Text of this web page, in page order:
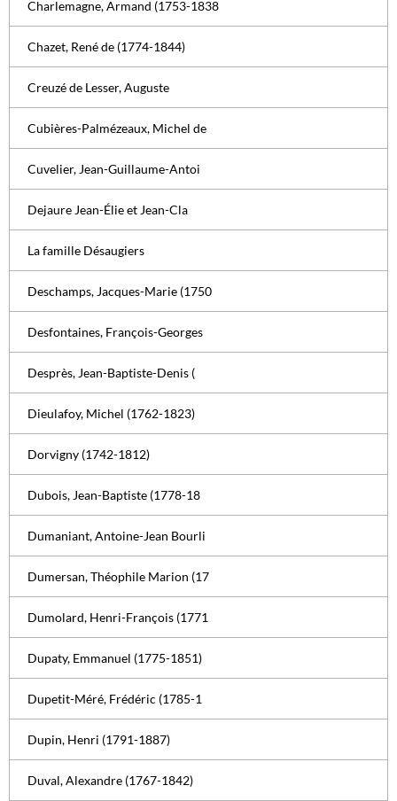
Charlemagne, Armand (1753-1838
Chazet, René de (1774-1844)
Creuzé de Lesser, Auguste
Cubières-Palmézeaux, Michel de
Cuvelier, Jean-Guillaume-Antoi
Dejaure Jean-Élie et Jean-Cla
La famille Désaugiers
Deschamps, Jacques-Marie (1750
Desfontaines, François-Georges
Desprès, Jean-Baptiste-Denis (
Dieulafoy, Michel (1762-1823)
Dorvigny (1742-1812)
Dubois, Jean-Baptiste (1778-18
Dumaniant, Antoine-Jean Bourli
Dumersan, Théophile Marion (17
Dumolard, Henri-François (1771
Dupaty, Emmanuel (1775-1851)
Dupetit-Méré, Frédéric (1785-1
Dupin, Henri (1791-1887)
Duval, Alexandre (1767-1842)